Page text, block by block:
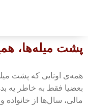
پشت میله‌ها،
همه‌ی اونایی که پشت
بعضیا فقط به خاطر یه
مالی، سال‌ها از